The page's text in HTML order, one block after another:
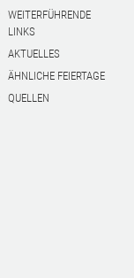
IMPRESSUM
WEITERFÜHRENDE
LINKS
AKTUELLES
ÄHNLICHE FEIERTAGE
QUELLEN